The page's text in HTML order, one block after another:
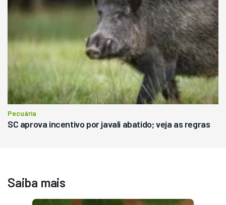
Pecuária
SC aprova incentivo por javali abatido; veja as regras
Saiba mais